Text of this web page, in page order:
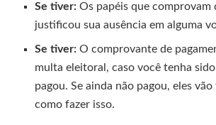
Se tiver: Os papéis que comprovam
justificou sua ausência em alguma
Se tiver: O comprovante de
multa eleitoral, caso você tenha
pagou. Se ainda não pagou, eles
como fazer isso.